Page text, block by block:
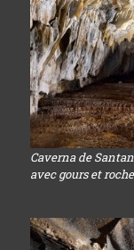
Caverna de
avec gours et